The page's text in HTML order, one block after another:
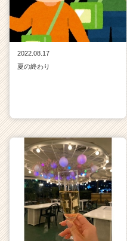
2022.08.17
夏の終わり